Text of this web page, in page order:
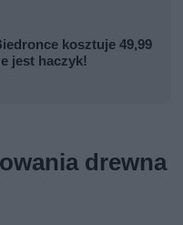
kosztuje 49,99
jest haczyk!
drewna